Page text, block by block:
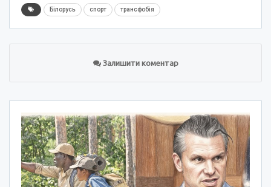
Білорусь спорт трансфобія
Залишити коментар